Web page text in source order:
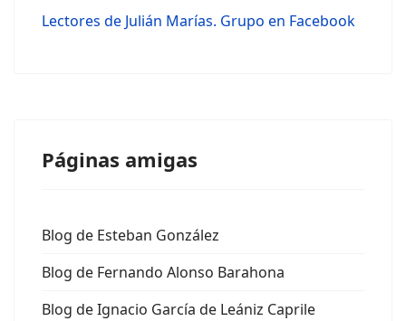
Lectores de Julián Marías. Grupo en Facebook
Páginas amigas
Blog de Esteban González
Blog de Fernando Alonso Barahona
Blog de Ignacio García de Leániz Caprile